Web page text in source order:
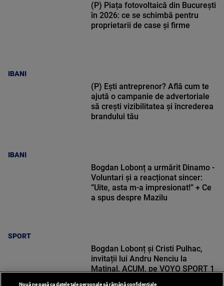
IBANI
(P) Piața fotovoltaică din București
în 2026: ce se schimbă pentru
proprietarii de case și firme
IBANI
(P) Ești antreprenor? Află cum te
ajută o campanie de advertoriale
să crești vizibilitatea și încrederea
brandului tău
SPORT
Bogdan Lobonț a urmărit Dinamo -
Voluntari și a reacționat sincer:
”Uite, asta m-a impresionat!” + Ce
a spus despre Mazilu
Bogdan Lobonț și Cristi Pulhac,
invitații lui Andru Nenciu la
Matinal, ACUM, pe VOYO SPORT 1
Nouă ne pasă ca datele tale personale să rămână confidențiale